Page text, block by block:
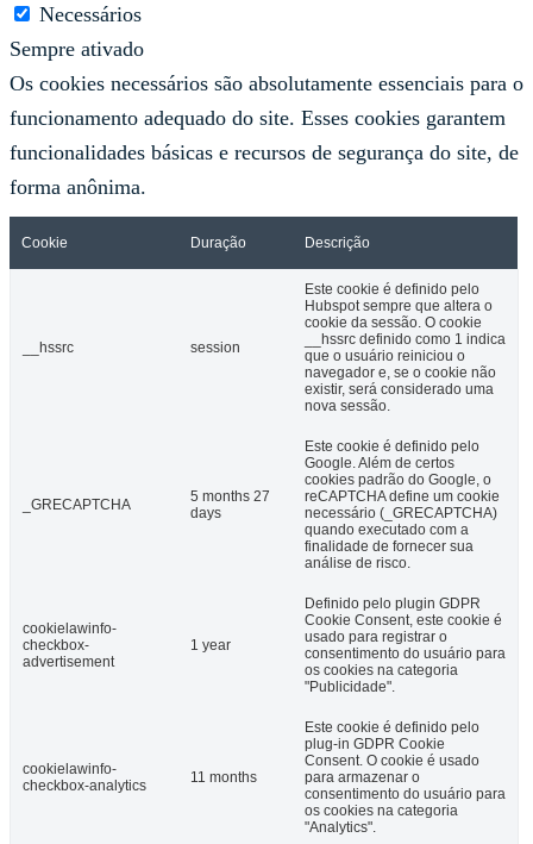
Necessários
Sempre ativado
Os cookies necessários são absolutamente essenciais para o
funcionamento adequado do site. Esses cookies garantem
funcionalidades básicas e recursos de segurança do site, de
forma anônima.
Cookie Duração Descrição
__hssrc session
Este cookie é definido pelo
Hubspot sempre que altera o
cookie da sessão. O cookie
__hssrc definido como 1 indica
que o usuário reiniciou o
navegador e, se o cookie não
existir, será considerado uma
nova sessão.
_GRECAPTCHA
5 months 27
days
Este cookie é definido pelo
Google. Além de certos
cookies padrão do Google, o
reCAPTCHA define um cookie
necessário (_GRECAPTCHA)
quando executado com a
finalidade de fornecer sua
análise de risco.
cookielawinfo-
checkbox-
advertisement
1 year
Definido pelo plugin GDPR
Cookie Consent, este cookie é
usado para registrar o
consentimento do usuário para
os cookies na categoria
"Publicidade".
cookielawinfo-
checkbox-analytics
11 months
Este cookie é definido pelo
plug-in GDPR Cookie
Consent. O cookie é usado
para armazenar o
consentimento do usuário para
os cookies na categoria
"Analytics".